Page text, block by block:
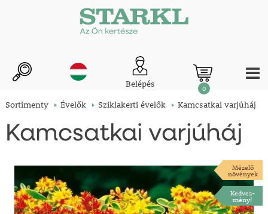
Belépés 0
Sortimenty Évelők Sziklakerti évelők Kamcsatkai varjúháj
Kamcsatkai varjúháj
Mézelő
növények
Kedvez-
mény!